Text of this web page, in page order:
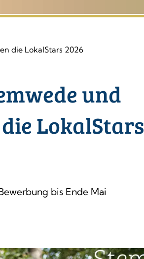
die LokalStars 2026
und
LokalStars
bis Ende Mai